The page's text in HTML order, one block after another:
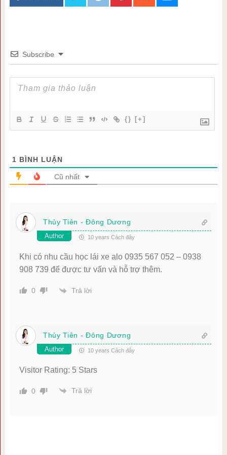
Subscribe
{} [+]
1 BÌNH LUẬN
Cũ nhất
Thủy Tiên - Đông Dương
Author 10 years Cách đây
Khi có nhu cầu học lái xe alo 0935 567 052 – 0938
908 739 để được tư vấn và hỗ trợ thêm.
0 Trả lời
Thủy Tiên - Đông Dương
Author 10 years Cách đây
Visitor Rating: 5 Stars
0 Trả lời